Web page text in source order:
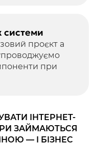
системи
проєкт а
при
ІНТЕРНЕТ-
ЗАЙМАЮТЬСЯ
— І БІЗНЕС